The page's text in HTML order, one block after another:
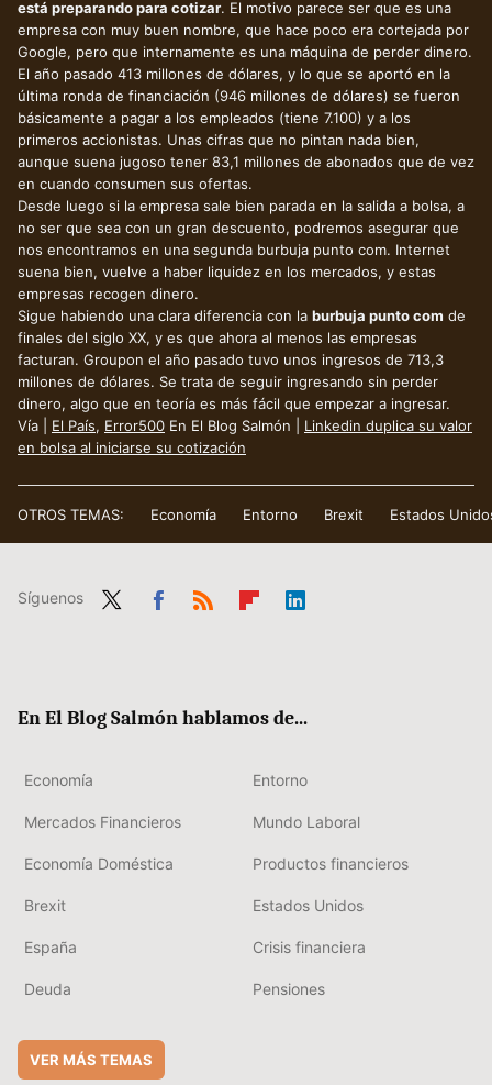
está preparando para cotizar. El motivo parece ser que es una
empresa con muy buen nombre, que hace poco era cortejada por
Google, pero que internamente es una máquina de perder dinero.
El año pasado 413 millones de dólares, y lo que se aportó en la
última ronda de financiación (946 millones de dólares) se fueron
básicamente a pagar a los empleados (tiene 7.100) y a los
primeros accionistas. Unas cifras que no pintan nada bien,
aunque suena jugoso tener 83,1 millones de abonados que de vez
en cuando consumen sus ofertas.
Desde luego si la empresa sale bien parada en la salida a bolsa, a
no ser que sea con un gran descuento, podremos asegurar que
nos encontramos en una segunda burbuja punto com. Internet
suena bien, vuelve a haber liquidez en los mercados, y estas
empresas recogen dinero.
Sigue habiendo una clara diferencia con la burbuja punto com de
finales del siglo XX, y es que ahora al menos las empresas
facturan. Groupon el año pasado tuvo unos ingresos de 713,3
millones de dólares. Se trata de seguir ingresando sin perder
dinero, algo que en teoría es más fácil que empezar a ingresar.
Vía | El País, Error500 En El Blog Salmón | Linkedin duplica su valor
en bolsa al iniciarse su cotización
OTROS TEMAS: Economía Entorno Brexit Estados
Síguenos
En El Blog Salmón hablamos de...
Economía Entorno
Mercados Financieros Mundo Laboral
Economía Doméstica Productos financieros
Brexit Estados Unidos
España Crisis financiera
Deuda Pensiones
VER MÁS TEMAS